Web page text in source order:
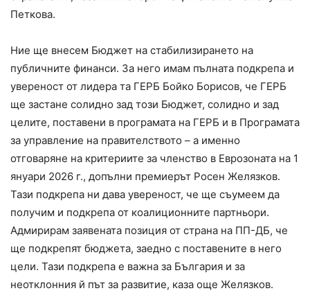
Петкова.
Ние ще внесем Бюджет на стабилизирането на
публичните финанси. За него имам пълната подкрепа и
увереност от лидера та ГЕРБ Бойко Борисов, че ГЕРБ
ще застане солидно зад този Бюджет, солидно и зад
целите, поставени в програмата на ГЕРБ и в Програмата
за управление на правителството – а именно
отговаряне на критериите за членство в Еврозоната на 1
януари 2026 г., допълни премиерът Росен Желязков.
Тази подкрепа ни дава увереност, че ще съумеем да
получим и подкрепа от коалиционните партньори.
Адмирирам заявената позиция от страна на ПП-ДБ, че
ще подкрепят бюджета, заедно с поставените в него
цели. Тази подкрепа е важна за България и за
неотклонния й път за развитие, каза още Желязков.